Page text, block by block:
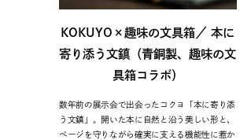
KOKUYO×趣味の文具箱／ 本に
寄り添う文鎮（青銅製、趣味の文
具箱コラボ）
数年前の展示会で出会ったコクヨ「本に寄り添
う文鎮」。開いた本に自然と沿う美しい形と、
ページを守りながら確実に支える機能性に惹か